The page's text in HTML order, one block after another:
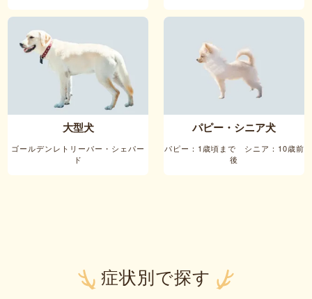
大型犬
ゴールデンレトリーバー・シェパー
ド
パピー・シニア犬
パピー：1歳頃まで シニア：10歳前
後
症状別で探す